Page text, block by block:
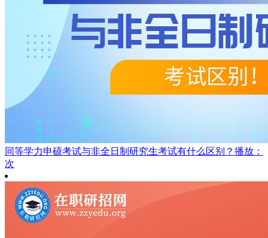
同等学力申硕考试与非全日制研究生考试有什么区别？ 播放：
次